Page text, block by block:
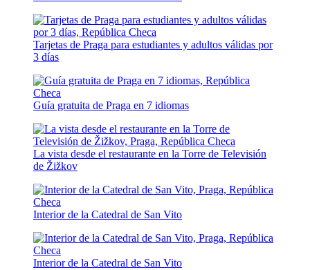
Tarjetas de Praga para estudiantes y adultos válidas por
3 días
Guía gratuita de Praga en 7 idiomas
La vista desde el restaurante en la Torre de Televisión
de Žižkov
Interior de la Catedral de San Vito
Interior de la Catedral de San Vito